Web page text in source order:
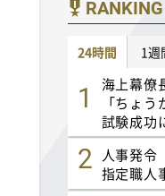
RANKING
24時間 1週
海上幕僚
「ちょ
試験成功
人事発令
指定職人